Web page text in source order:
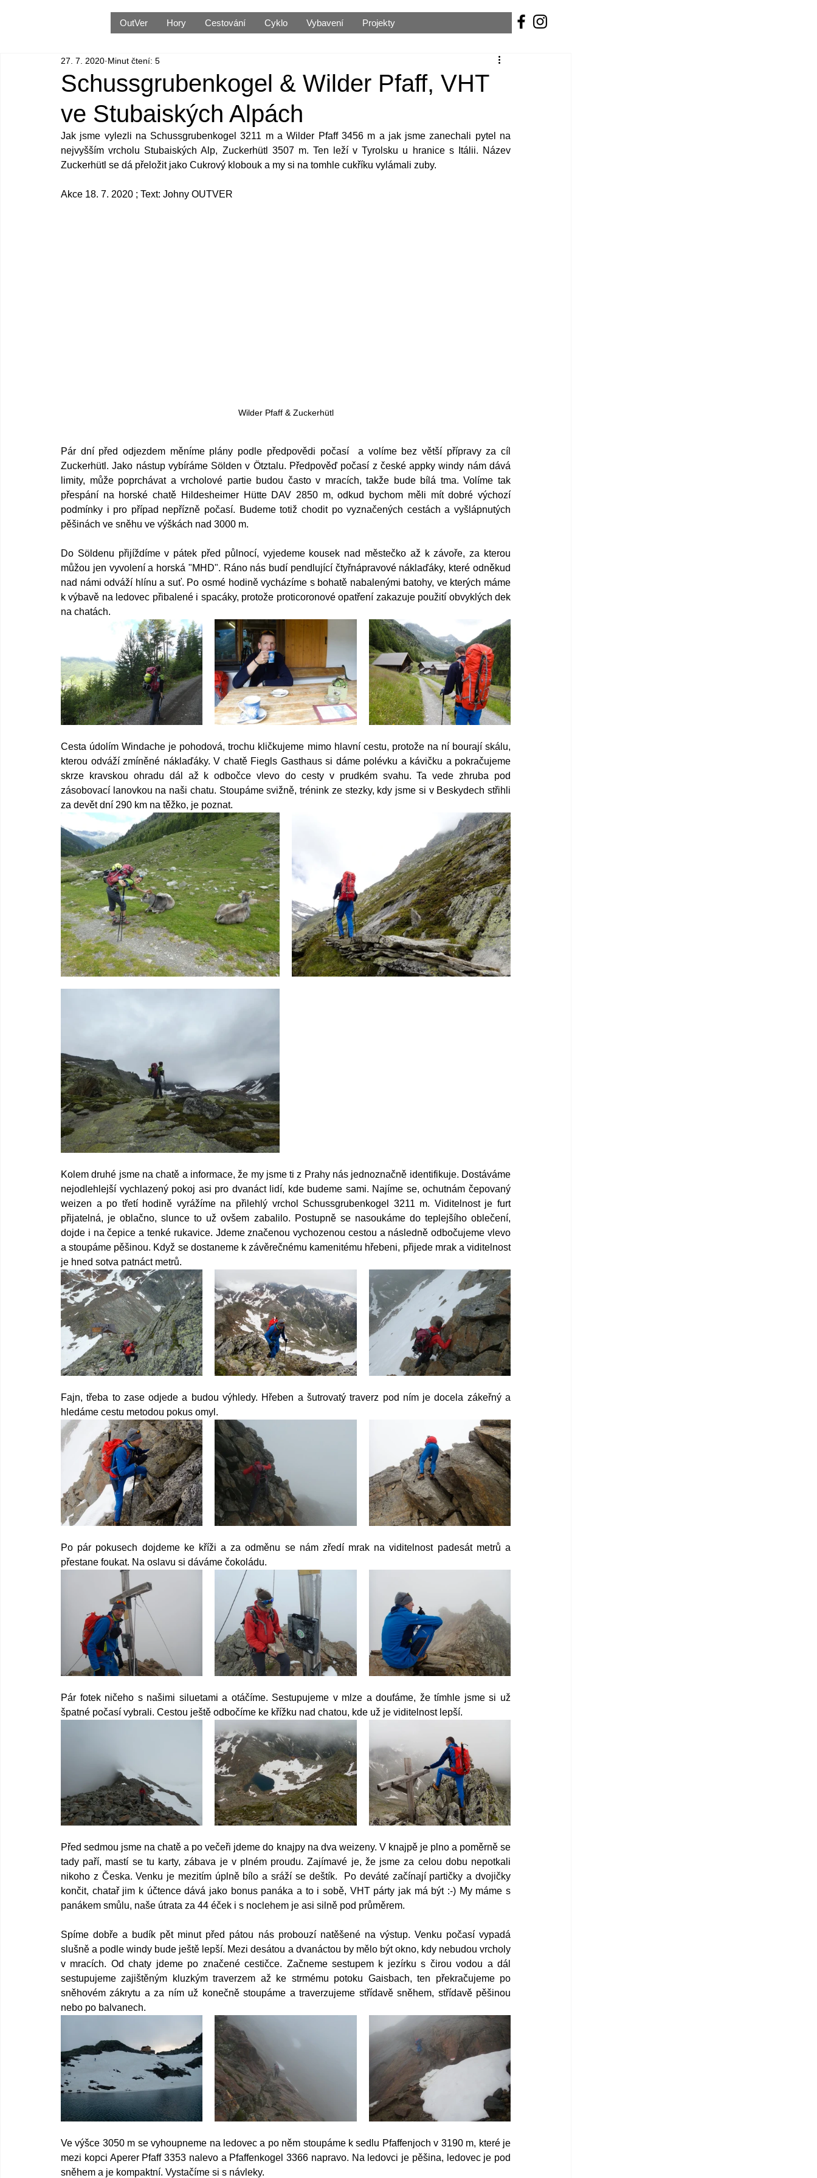
OutVer Hory Cestování Cyklo Vybavení Projekty
Schussgrubenkogel & Wilder Pfaff, VHT
ve Stubaiských Alpách
27. 7. 2020 Minut čtení: 5
Jak jsme vylezli na Schussgrubenkogel 3211 m a Wilder Pfaff 3456 m a jak jsme zanechali pytel na
nejvyšším vrcholu Stubaiských Alp, Zuckerhütl 3507 m. Ten
leží v Tyrolsku u hranice s Itálii. Název
Zuckerhütl se dá přeložit jako Cukrový klobouk a my si na tomhle cukříku vylámali zuby.
Akce 18. 7. 2020 ; Text: Johny OUTVER
Wilder Pfaff & Zuckerhütl
Pár dní před odjezdem měníme plány podle předpovědi počasí  a volíme bez větší přípravy za cíl
Zuckerhütl. Jako nástup vybíráme Sölden v Ötztalu. Předpověď počasí z české appky windy nám dává
limity, může poprchávat a vrcholové partie budou často v mracích, takže bude bílá tma. Volíme tak
přespání na horské chatě Hildesheimer Hütte DAV 2850 m, odkud bychom měli mít dobré výchozí
podmínky i pro případ nepřízně počasí. Budeme totiž chodit po vyznačených cestách a vyšlápnutých
pěšinách ve sněhu ve výškách nad 3000 m.
Do Söldenu přijíždíme v pátek před půlnocí, vyjedeme kousek nad městečko až k závoře, za kterou
můžou jen vyvolení a horská "MHD". Ráno nás budí pendlující čtyřnápravové náklaďáky, které odněkud
nad námi odváží hlínu a suť. Po osmé hodině vycházíme s bohatě nabalenými batohy, ve kterých máme
k výbavě na ledovec přibalené i spacáky, protože proticoronové opatření zakazuje použití obvyklých dek
na chatách.
Cesta údolím Windache je pohodová, trochu kličkujeme mimo hlavní cestu, protože na ní bourají skálu,
kterou odváží zmíněné náklaďáky. V chatě Fiegls Gasthaus si dáme polévku a kávičku a pokračujeme
skrze kravskou ohradu dál až k odbočce vlevo do cesty v prudkém svahu. Ta vede zhruba pod
zásobovací lanovkou na naši chatu. Stoupáme svižně, trénink ze stezky, kdy jsme si v Beskydech střihli
za devět dní 290 km na těžko, je poznat.
Kolem druhé jsme na chatě a informace, že my jsme ti z Prahy nás jednoznačně identifikuje. Dostáváme
nejodlehlejší vychlazený pokoj asi pro dvanáct lidí, kde budeme sami. Najíme se, ochutnám čepovaný
weizen a po třetí hodině vyrážíme na přilehlý vrchol Schussgrubenkogel 3211 m. Viditelnost je furt
přijatelná, je oblačno, slunce to už ovšem zabalilo. Postupně se nasoukáme do teplejšího oblečení,
dojde i na čepice a tenké rukavice. Jdeme značenou vychozenou cestou a následně odbočujeme vlevo
a stoupáme pěšinou. Když se dostaneme k závěrečnému kamenitému hřebeni, přijede mrak a viditelnost
je hned sotva patnáct metrů.
Fajn, třeba to zase odjede a budou výhledy. Hřeben a šutrovatý traverz pod ním je docela zákeřný a
hledáme cestu metodou pokus omyl.
Po pár pokusech dojdeme ke kříži a za odměnu se nám zředí mrak na viditelnost padesát metrů a
přestane foukat. Na oslavu si dáváme čokoládu.
Pár fotek ničeho s našimi siluetami a otáčíme. Sestupujeme v mlze a doufáme, že tímhle jsme si už
špatné počasí vybrali. Cestou ještě odbočíme ke křížku nad chatou, kde už je viditelnost lepší.
Před sedmou jsme na chatě a po večeři jdeme do knajpy na dva weizeny. V knajpě je plno a poměrně se
tady paří, mastí se tu karty, zábava je v plném proudu. Zajímavé je, že jsme za celou dobu nepotkali
nikoho z Česka. Venku je mezitím úplně bílo a sráží se deštík.  Po deváté začínají partičky a dvojičky
končit, chatař jim k účtence dává jako bonus panáka a to i sobě, VHT párty jak má být :-) My máme s
panákem smůlu, naše útrata za 44 éček i s noclehem je asi silně pod průměrem.
Spíme dobře a budík pět minut před pátou nás probouzí natěšené na výstup. Venku počasí vypadá
slušně a podle windy bude ještě lepší. Mezi desátou a dvanáctou by mělo být okno, kdy nebudou vrcholy
v mracích. Od chaty jdeme po značené cestičce. Začneme sestupem k jezírku s čirou vodou a dál
sestupujeme zajištěným kluzkým traverzem až ke strmému potoku Gaisbach, ten překračujeme po
sněhovém zákrytu a za ním už konečně stoupáme a traverzujeme střídavě sněhem, střídavě pěšinou
nebo po balvanech.
Ve výšce 3050 m se vyhoupneme na ledovec a po něm stoupáme k sedlu Pfaffenjoch v 3190 m, které je
mezi kopci Aperer Pfaff 3353 nalevo a Pfaffenkogel 3366 napravo. Na ledovci je pěšina, ledovec je pod
sněhem a je kompaktní. Vystačíme si s návleky.